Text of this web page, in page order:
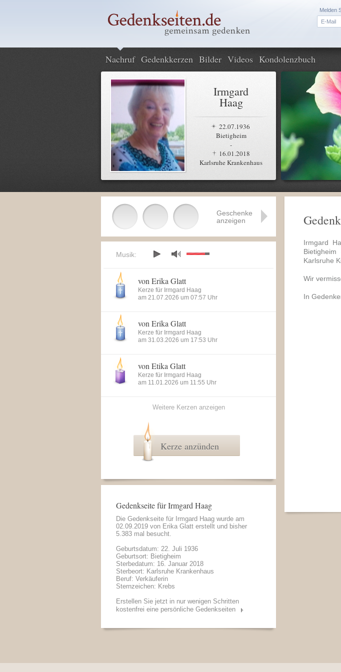
Melden
Nachruf Gedenkkerzen Bilder Videos Kondolenzbuch
Irmgard
Haag
22.07.1936
Bietigheim
-
16.01.2018
Karlsruhe Krankenhaus
Irmgard
Karlsruhe
Wir
In
Geschenke
anzeigen
Musik:
von Erika Glatt
Kerze für Irmgard Haag
am 21.07.2026 um 07:57 Uhr
von Erika Glatt
Kerze für Irmgard Haag
am 31.03.2026 um 17:53 Uhr
von Etika Glatt
Kerze für Irmgard Haag
am 11.01.2026 um 11:55 Uhr
Weitere Kerzen anzeigen
Kerze anzünden
Gedenkseite für Irmgard Haag
Die Gedenkseite für Irmgard Haag wurde am
02.09.2019 von Erika Glatt erstellt und bisher
5.383 mal besucht.
Geburtsdatum: 22. Juli 1936
Geburtsort: Bietigheim
Sterbedatum: 16. Januar 2018
Sterbeort: Karlsruhe Krankenhaus
Beruf: Verkäuferin
Sternzeichen: Krebs
Erstellen Sie jetzt in nur wenigen Schritten
kostenfrei eine persönliche Gedenkseiten